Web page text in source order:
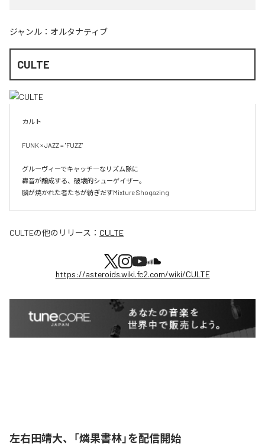
ジャンル： オルタナティブ
CULTE
カルト
FUNK × JAZZ = "FUZZ"
グルーヴィーでキャッチ―なリズム隊に
轟音が醸成する、破壊的シューゲイザー。
脳が焼かれた者たちが紡ぎだすMixture Shogazing
CULTEの他のリリース： CULTE
https://asteroids.wiki.fc2.com/wiki/CULTE
左右田靖大、「燐果書林」を配信開始